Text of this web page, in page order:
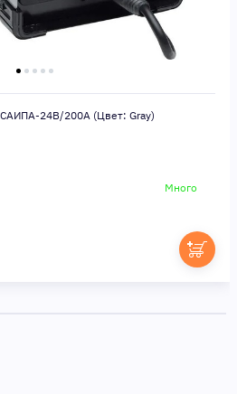
САИПА-24В/200А (Цвет: Gray)
Много